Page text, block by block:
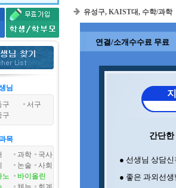
님
구
서구
구
목
과학
국사
논술
사회
노
바이올린
유성구, KAIST대, 수학/과학
연결/소개수수료 무료
간단한
● 선생님 상담
● 좋은 과외선